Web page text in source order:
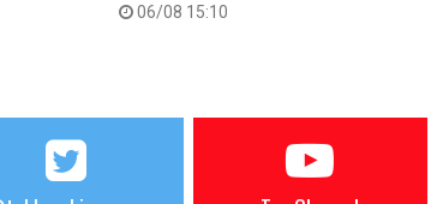
06/08 15:10